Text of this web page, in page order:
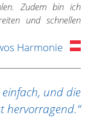
Zudem bin ich
und schnellen
Harmonie
und die
hervorragend.“